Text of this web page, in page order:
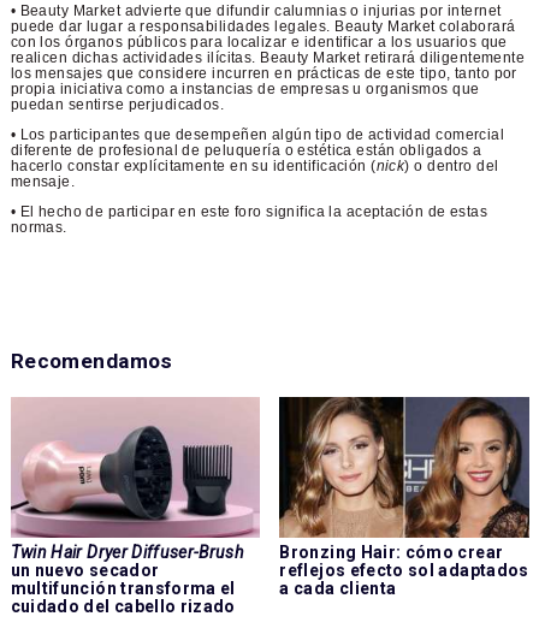
• Beauty Market advierte que difundir calumnias o injurias por internet
puede dar lugar a responsabilidades legales. Beauty Market colaborará
con los órganos públicos para localizar e identificar a los usuarios que
realicen dichas actividades ilícitas. Beauty Market retirará diligentemente
los mensajes que considere incurren en prácticas de este tipo, tanto por
propia iniciativa como a instancias de empresas u organismos que
puedan sentirse perjudicados.
• Los participantes que desempeñen algún tipo de actividad comercial
diferente de profesional de peluquería o estética están obligados a
hacerlo constar explícitamente en su identificación (nick) o dentro del
mensaje.
• El hecho de participar en este foro significa la aceptación de estas
normas.
Recomendamos
Twin Hair Dryer Diffuser-Brush
un nuevo secador
multifunción transforma el
cuidado del cabello rizado
Bronzing Hair: cómo crear
reflejos efecto sol adaptados
a cada clienta